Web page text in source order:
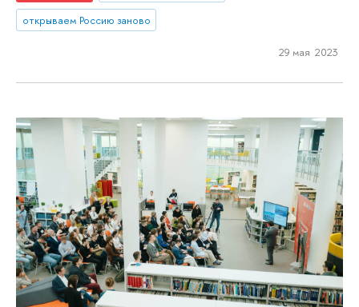
открываем Россию заново
29 мая 2023